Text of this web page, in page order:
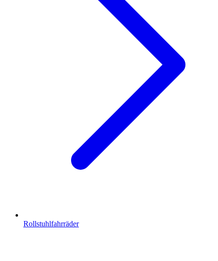
Rollstuhlfahrräder